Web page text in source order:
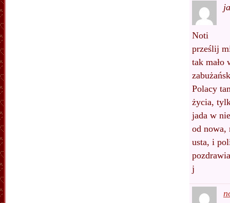
Noti
prześlij
tak mało
Polacy
życia,
jada w
od nowa,
usta, i
j